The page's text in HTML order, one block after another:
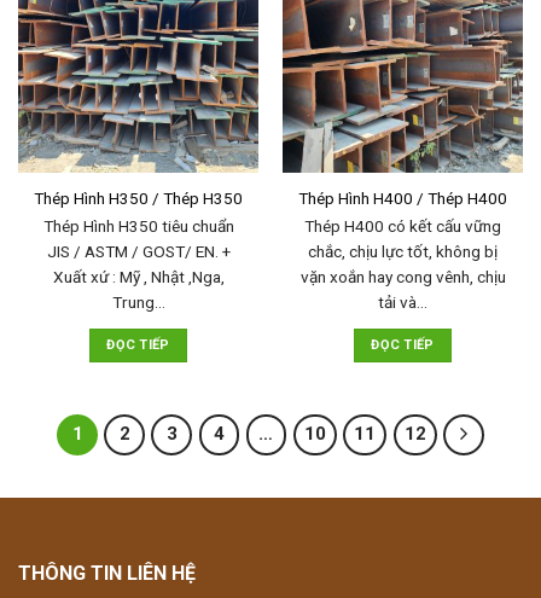
Thép Hình H350 / Thép H350
Thép Hình H350 tiêu chuẩn
JIS / ASTM / GOST/ EN. +
Xuất xứ : Mỹ , Nhật ,Nga,
Trung…
ĐỌC TIẾP
Thép Hình H400 / Thép H400
Thép H400 có kết cấu vững
chắc, chịu lực tốt, không bị
vặn xoắn hay cong vênh, chịu
tải và…
ĐỌC TIẾP
1 2 3 4 … 10 11 12
THÔNG TIN LIÊN HỆ